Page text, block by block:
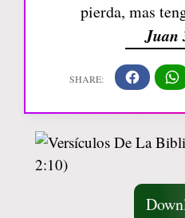
pierda, mas
Juan